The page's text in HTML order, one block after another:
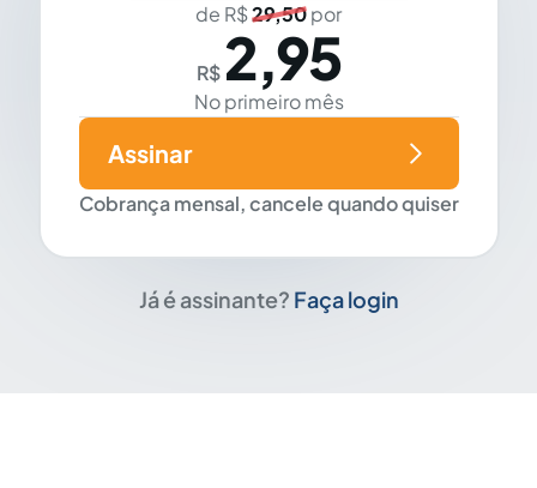
de R$29,50por
R$ 2,95
No primeiro mês
Cobrança mensal, cancele quando quiser
Assinar
Já é assinante? Faça login